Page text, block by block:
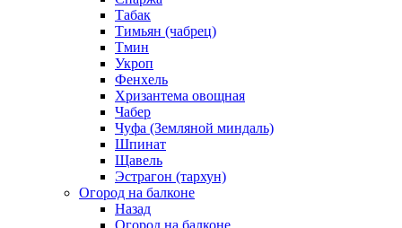
Табак
Тимьян (чабрец)
Тмин
Укроп
Фенхель
Хризантема овощная
Чабер
Чуфа (Земляной миндаль)
Шпинат
Щавель
Эстрагон (тархун)
Огород на балконе
Назад
Огород на балконе